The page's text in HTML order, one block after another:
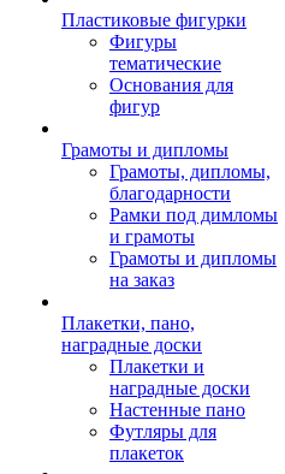
Пластиковые фигурки
Фигуры
тематические
Основания для
фигур
Грамоты и дипломы
Грамоты, дипломы,
благодарности
Рамки под димломы
и грамоты
Грамоты и дипломы
на заказ
Плакетки, пано,
наградные доски
Плакетки и
наградные доски
Настенные пано
Футляры для
плакеток